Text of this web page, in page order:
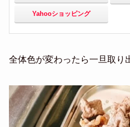
Yahooショッピング
全体色が変わったら一旦取り